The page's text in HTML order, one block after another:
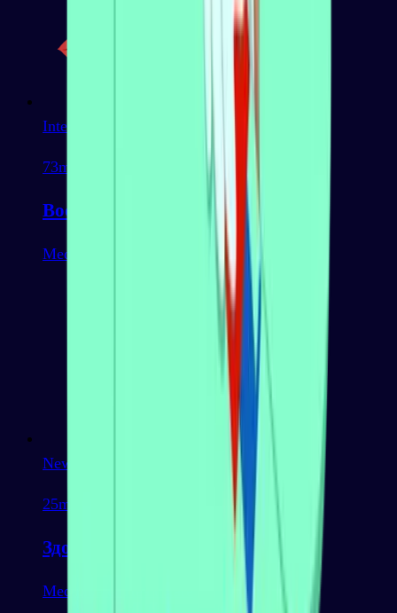
Intermediate
73mots
Body Parts
Medicine & Healthcare
Newbie
25mots
Здоровье и медицина
Medicine & Healthcare